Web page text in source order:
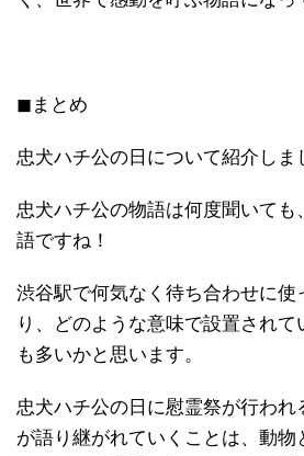
◼まとめ
忠犬ハチ公の日について紹介しま
忠犬ハチ公の物語は何度聞いても
語ですね！
渋谷駅で何気なく待ち合わせに使
り、どのような意味で設置され
も多いかと思います。
忠犬ハチ公の日に慰霊祭が行われ
が語り継がれていくことは、動物